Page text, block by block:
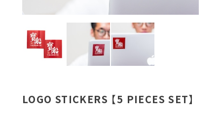
LOGO STICKERS 【5 PIECES SET】